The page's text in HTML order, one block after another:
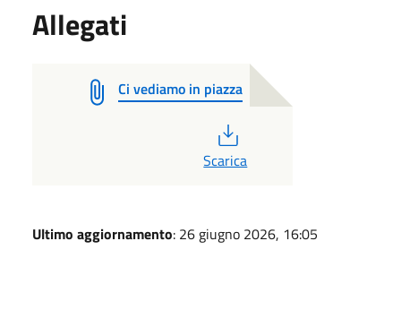
Allegati
Ci vediamo in piazza
Scarica
Ultimo aggiornamento: 26 giugno 2026, 16:05